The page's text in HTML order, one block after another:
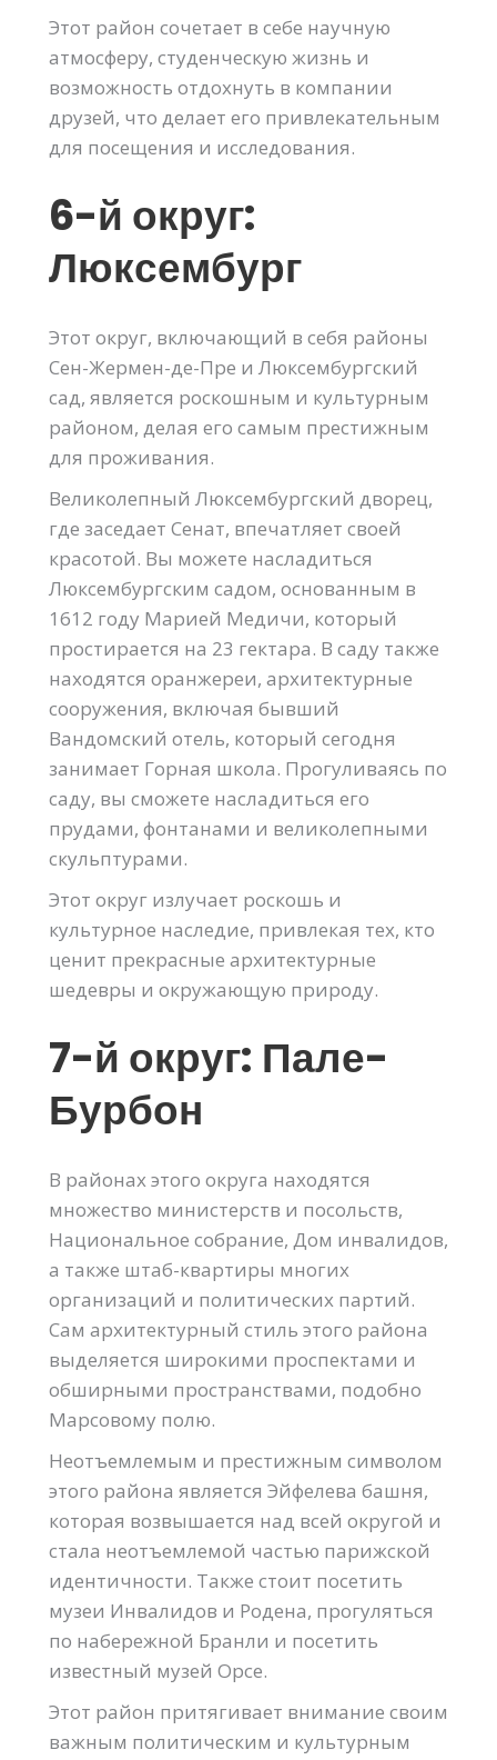
Этот район сочетает в себе научную
атмосферу, студенческую жизнь и
возможность отдохнуть в компании
друзей, что делает его привлекательным
для посещения и исследования.
6-й округ:
Люксембург
Этот округ, включающий в себя районы
Сен-Жермен-де-Пре и Люксембургский
сад, является роскошным и культурным
районом, делая его самым престижным
для проживания.
Великолепный Люксембургский дворец,
где заседает Сенат, впечатляет своей
красотой. Вы можете насладиться
Люксембургским садом, основанным в
1612 году Марией Медичи, который
простирается на 23 гектара. В саду также
находятся оранжереи, архитектурные
сооружения, включая бывший
Вандомский отель, который сегодня
занимает Горная школа. Прогуливаясь по
саду, вы сможете насладиться его
прудами, фонтанами и великолепными
скульптурами.
Этот округ излучает роскошь и
культурное наследие, привлекая тех, кто
ценит прекрасные архитектурные
шедевры и окружающую природу.
7-й округ: Пале-
Бурбон
В районах этого округа находятся
множество министерств и посольств,
Национальное собрание, Дом инвалидов,
а также штаб-квартиры многих
организаций и политических партий.
Сам архитектурный стиль этого района
выделяется широкими проспектами и
обширными пространствами, подобно
Марсовому полю.
Неотъемлемым и престижным символом
этого района является Эйфелева башня,
которая возвышается над всей округой и
стала неотъемлемой частью парижской
идентичности. Также стоит посетить
музеи Инвалидов и Родена, прогуляться
по набережной Бранли и посетить
известный музей Орсе.
Этот район притягивает внимание своим
важным политическим и культурным